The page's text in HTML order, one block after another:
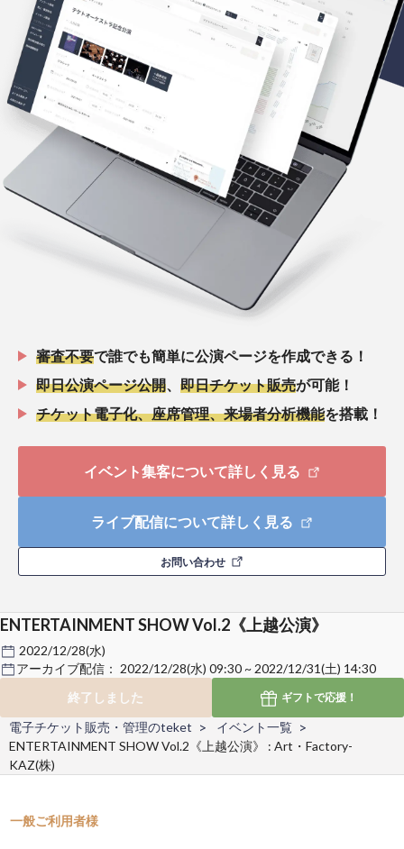
審査不要で誰でも簡単に公演ページを作成できる！
即日公演ページ公開
即日チケット販売が可能！
チケット電子化、座席管理、来場者分析機能を搭載！
イベント集客について詳しく見る
ライブ配信について詳しく見る
お問い合わせ
ENTERTAINMENT SHOW Vol.2《上越公演》
2022/12/28(水)
アーカイブ配信： 2022/12/28(水) 09:30 ~ 2022/12/31(土) 14:30
終了しました
ギフトで応援！
電子チケット販売・管理のteket
イベント一覧
ENTERTAINMENT SHOW Vol.2《上越公演》 : Art・Factory-
KAZ(株)
一般ご利用者様